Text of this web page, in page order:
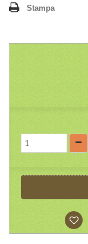
Stampa